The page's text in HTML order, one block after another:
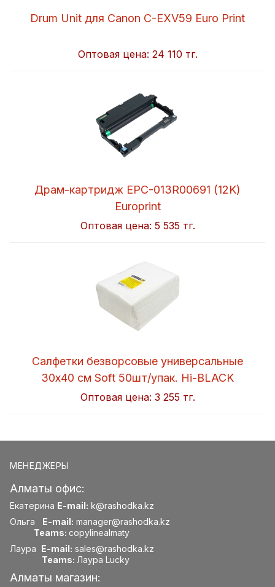
Drum Unit для Canon C-EXV59 Euro Print
Оптовая цена: 24 110 тг.
Драм-картридж EPC-013R00691 (12K)
Europrint
Оптовая цена: 5 535 тг.
Салфетки безворсовые универсальные
30x40 см Soft 50шт/упак. Hi-BLACK
Оптовая цена: 3 255 тг.
МЕНЕДЖЕРЫ
Алматы офис:
Екатерина E-mail: k@rashodka.kz
Ольга E-mail: manager@rashodka.kz
Teams: copylinealmaty
Лаура E-mail: sales@rashodka.kz
Teams: Лаура Lucky
Алматы магазин: